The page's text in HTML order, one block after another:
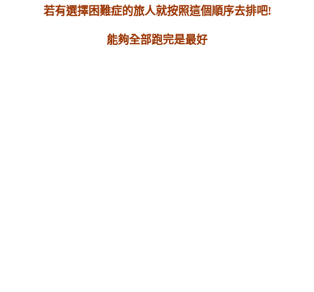
若有選擇困難症的旅人就按照這個順序去排吧!
能夠全部跑完是最好